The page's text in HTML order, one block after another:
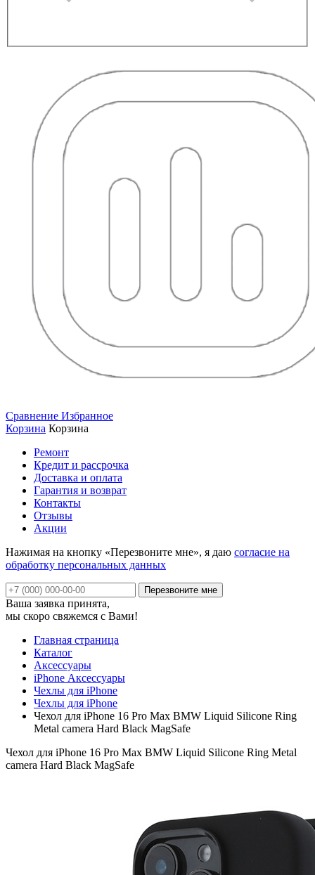
Сравнение Избранное
Корзина Корзина
Ремонт
Кредит и рассрочка
Доставка и оплата
Гарантия и возврат
Контакты
Отзывы
Акции
Нажимая на кнопку «Перезвоните мне», я даю согласие на
обработку персональных данных
Ваша заявка принята,
мы скоро свяжемся с Вами!
Главная страница
Каталог
Аксессуары
iPhone Аксессуары
Чехлы для iPhone
Чехлы для iPhone
Чехол для iPhone 16 Pro Max BMW Liquid Silicone Ring
Metal camera Hard Black MagSafe
Чехол для iPhone 16 Pro Max BMW Liquid Silicone Ring Metal
camera Hard Black MagSafe